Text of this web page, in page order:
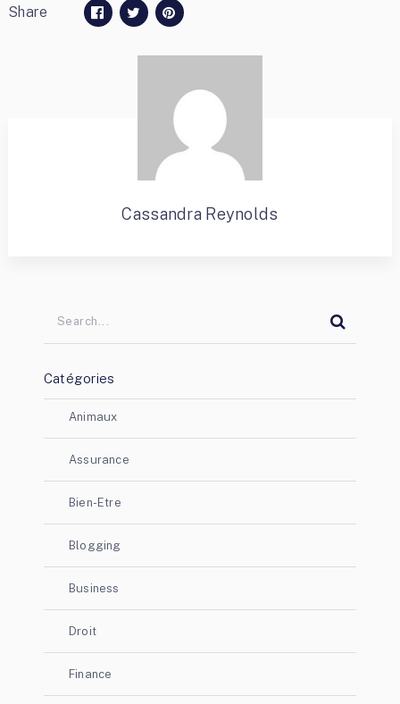
Share
Cassandra Reynolds
Catégories
Animaux
Assurance
Bien-Etre
Blogging
Business
Droit
Finance